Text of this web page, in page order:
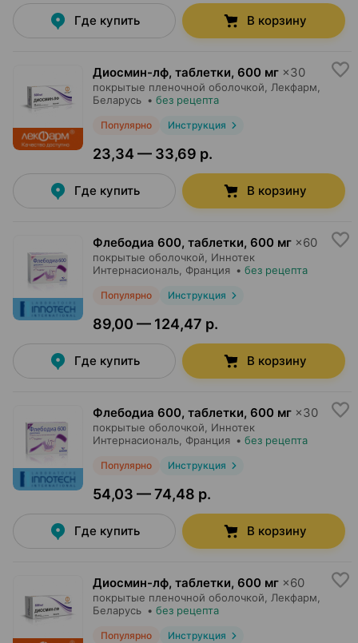
Где купить В корзину
Диосмин-лф, таблетки, 600 мг ×30
покрытые пленочной оболочкой, Лекфарм,
Беларусь • без рецепта
Популярно Инструкция
23,34 — 33,69 р.
Где купить В корзину
Флебодиа 600, таблетки, 600 мг ×60
покрытые оболочкой, Иннотек
Интернасиональ, Франция • без рецепта
Популярно Инструкция
89,00 — 124,47 р.
Где купить В корзину
Флебодиа 600, таблетки, 600 мг ×30
покрытые оболочкой, Иннотек
Интернасиональ, Франция • без рецепта
Популярно Инструкция
54,03 — 74,48 р.
Где купить В корзину
Диосмин-лф, таблетки, 600 мг ×60
покрытые пленочной оболочкой, Лекфарм,
Беларусь • без рецепта
Популярно Инструкция